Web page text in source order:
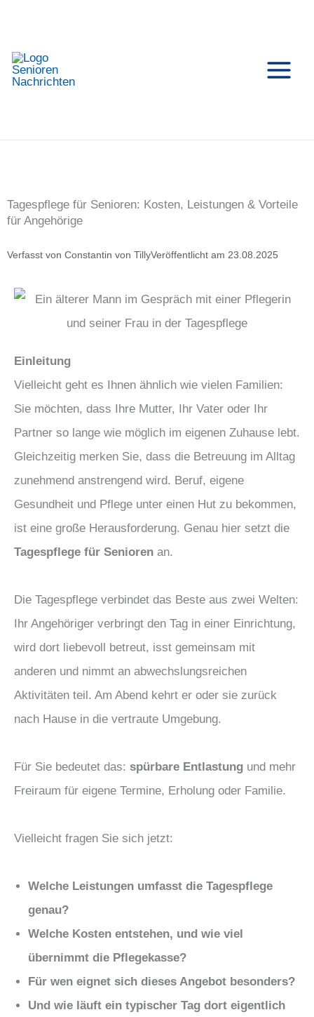
springen
Tagespflege für Senioren: Kosten, Leistungen & Vorteile
für Angehörige
Verfasst von Constantin von TillyVeröffentlicht am 23.08.2025
Einleitung
Vielleicht geht es Ihnen ähnlich wie vielen Familien:
Sie möchten, dass Ihre Mutter, Ihr Vater oder Ihr
Partner so lange wie möglich im eigenen Zuhause lebt.
Gleichzeitig merken Sie, dass die Betreuung im Alltag
zunehmend anstrengend wird. Beruf, eigene
Gesundheit und Pflege unter einen Hut zu bekommen,
ist eine große Herausforderung. Genau hier setzt die
Tagespflege für Senioren an.
Die Tagespflege verbindet das Beste aus zwei Welten:
Ihr Angehöriger verbringt den Tag in einer Einrichtung,
wird dort liebevoll betreut, isst gemeinsam mit
anderen und nimmt an abwechslungsreichen
Aktivitäten teil. Am Abend kehrt er oder sie zurück
nach Hause in die vertraute Umgebung.
Für Sie bedeutet das: spürbare Entlastung und mehr
Freiraum für eigene Termine, Erholung oder Familie.
Vielleicht fragen Sie sich jetzt:
Welche Leistungen umfasst die Tagespflege
genau?
Welche Kosten entstehen, und wie viel
übernimmt die Pflegekasse?
Für wen eignet sich dieses Angebot besonders?
Und wie läuft ein typischer Tag dort eigentlich